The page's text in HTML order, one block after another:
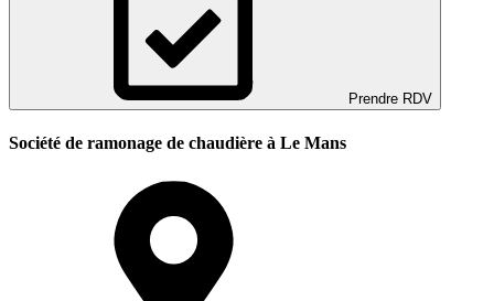
Prendre RDV
Société de ramonage de chaudière à Le Mans